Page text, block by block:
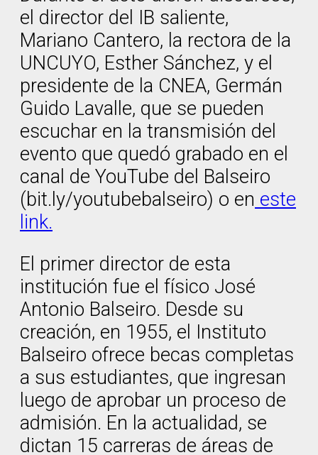
el director del IB saliente,
Mariano Cantero, la rectora de la
UNCUYO, Esther Sánchez, y el
presidente de la CNEA, Germán
Guido Lavalle, que se pueden
escuchar en la transmisión del
evento que quedó grabado en el
canal de YouTube del Balseiro
(bit.ly/youtubebalseiro) o en este
link.
El primer director de esta
institución fue el físico José
Antonio Balseiro. Desde su
creación, en 1955, el Instituto
Balseiro ofrece becas completas
a sus estudiantes, que ingresan
luego de aprobar un proceso de
admisión. En la actualidad, se
dictan 15 carreras de áreas de